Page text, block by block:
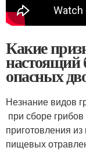
Какие
настоящий
опасных
Незнание видов
при сборе
приготовления
пищевых